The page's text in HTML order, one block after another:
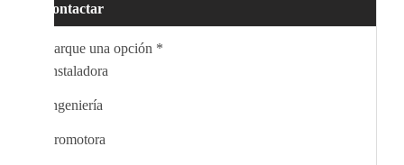
Contactar
Marque una opción *
Instaladora
Ingeniería
Promotora